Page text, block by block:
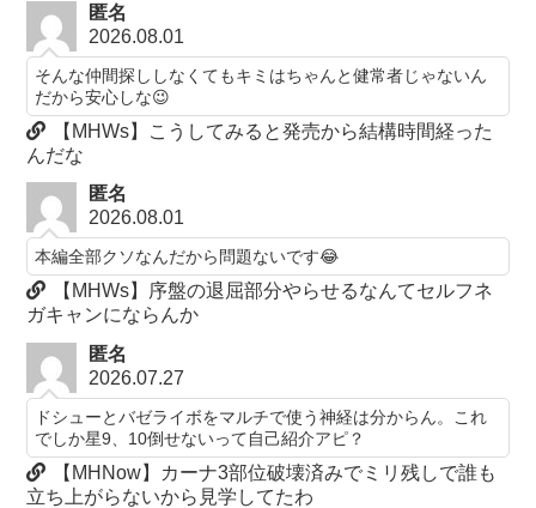
匿名
2026.08.01
そんな仲間探ししなくてもキミはちゃんと健常者じゃないん
だから安心しな😉
【MHWs】こうしてみると発売から結構時間経った
んだな
匿名
2026.08.01
本編全部クソなんだから問題ないです😂
【MHWs】序盤の退屈部分やらせるなんてセルフネ
ガキャンにならんか
匿名
2026.07.27
ドシューとバゼライボをマルチで使う神経は分からん。これ
でしか星9、10倒せないって自己紹介アピ？
【MHNow】カーナ3部位破壊済みでミリ残しで誰も
立ち上がらないから見学してたわ